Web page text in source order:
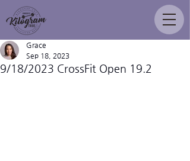
9/18/2023 CrossFit Open 19.2
Grace
Sep 18, 2023